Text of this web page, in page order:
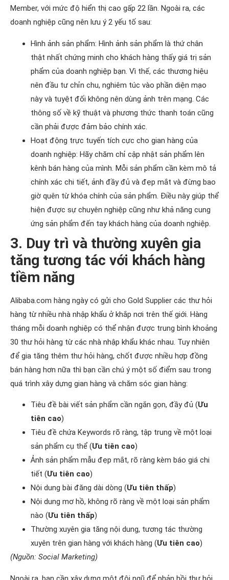
Member, với mức độ hiển thị cao gấp 22 lần. Ngoài ra, các
doanh nghiệp cũng nên lưu ý 2 yếu tố sau:
Hình ảnh sản phẩm: Hình ảnh sản phẩm là thứ chân
thật nhất chứng minh cho khách hàng thấy giá trị sản
phẩm của doanh nghiệp bạn. Vì thế, các thương hiệu
nên đầu tư chỉn chu, nghiêm túc vào phần diện mạo
này và tuyệt đối không nên dùng ảnh trên mạng. Các
thông số về kỹ thuật và phương thức thanh toán cũng
cần phải được đảm bảo chính xác.
Hoạt động trực tuyến tích cực cho gian hàng của
doanh nghiệp: Hãy chăm chỉ cập nhật sản phẩm lên
kênh bán hàng của mình. Mỗi sản phẩm cần kèm mô tả
chính xác chi tiết, ảnh đầy đủ và đẹp mắt và đừng bao
giờ quên từ khóa chính của sản phẩm. Điều này giúp thể
hiện được sự chuyên nghiệp cũng như khả năng cung
ứng sản phẩm đến tay khách hàng của doanh nghiệp.
3. Duy trì và thường xuyên gia
tăng tương tác với khách hàng
tiềm năng
Alibaba.com hàng ngày có gửi cho Gold Supplier các thư hỏi
hàng từ nhiều nhà nhập khẩu ở khắp nơi trên thế giới. Hàng
tháng mỗi doanh nghiệp có thể nhận được trung bình khoảng
30 thư hỏi hàng từ các nhà nhập khẩu khác nhau. Tuy nhiên
để gia tăng thêm thư hỏi hàng, chốt được nhiều hợp đồng
bán hàng hơn nữa thì bạn cần chú ý một số điểm sau trong
quá trình xây dựng gian hàng và chăm sóc gian hàng:
Tiêu đề bài viết sản phẩm cần ngắn gọn, đầy đủ (Ưu
tiên cao)
Tiêu đề chứa Keywords rõ ràng, tập trung về một loại
sản phẩm cụ thể (Ưu tiên cao)
Ảnh sản phẩm mẫu đẹp mắt, rõ ràng kèm báo giá chi
tiết (Ưu tiên cao)
Nội dung bài đăng dài dòng (Ưu tiên thấp)
Nội dung mơ hồ, không rõ ràng về một loại sản phẩm
nào (Ưu tiên thấp)
Thường xuyên gia tăng nội dung, tương tác thường
xuyên trên gian hàng với khách hàng (Ưu tiên cao)
(Nguồn: Social Marketing)